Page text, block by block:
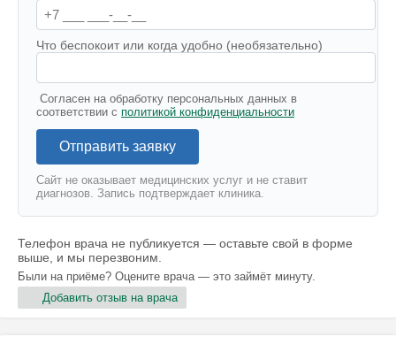
Что беспокоит или когда удобно (необязательно)
Согласен на обработку персональных данных в
соответствии с политикой конфиденциальности
Отправить заявку
Сайт не оказывает медицинских услуг и не ставит
диагнозов. Запись подтверждает клиника.
Телефон врача не публикуется — оставьте свой в форме
выше, и мы перезвоним.
Были на приёме? Оцените врача — это займёт минуту.
Добавить отзыв на врача